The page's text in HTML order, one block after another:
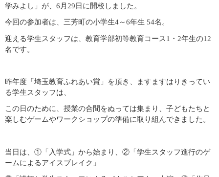
学みよし」が、6月29日に開校しました。
今回の参加者は、三芳町の小学生4～6年生 54名。
迎える学生スタッフは、教育学部初等教育コース1・2年生の12
名です。
昨年度「埼玉教育ふれあい賞」を頂き、ますますはりきってい
る学生スタッフは、
この日のために、授業の合間をぬっては集まり、子どもたちと
楽しむゲームやワークショップの準備に取り組んできました。
当日は、①「入学式」から始まり、②「学生スタッフ進行のゲ
ームによるアイスブレイク」